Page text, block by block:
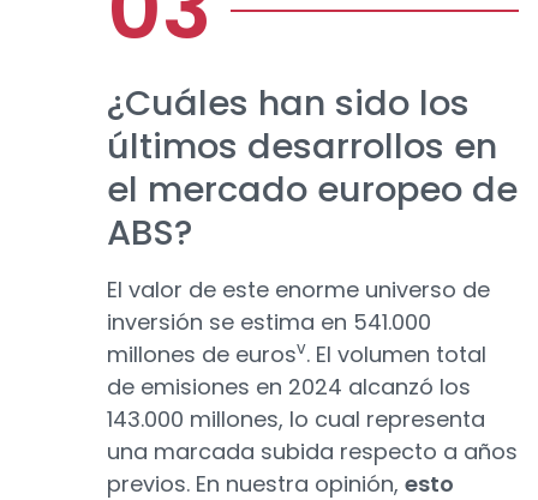
¿Cuáles han sido los
últimos desarrollos en
el mercado europeo de
ABS?
El valor de este enorme universo de
inversión se estima en 541.000
millones de eurosv. El volumen total
de emisiones en 2024 alcanzó los
143.000 millones, lo cual representa
una marcada subida respecto a años
previos. En nuestra opinión, esto